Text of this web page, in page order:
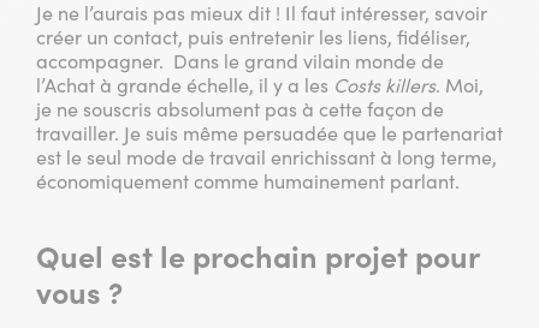
Je ne l’aurais pas mieux dit ! Il faut intéresser, savoir
créer un contact, puis entretenir les liens, fidéliser,
accompagner. Dans le grand vilain monde de
l’Achat à grande échelle, il y a les Costs killers. Moi,
je ne souscris absolument pas à cette façon de
travailler. Je suis même persuadée que le partenariat
est le seul mode de travail enrichissant à long terme,
économiquement comme humainement parlant.
Quel est le prochain projet pour
vous ?